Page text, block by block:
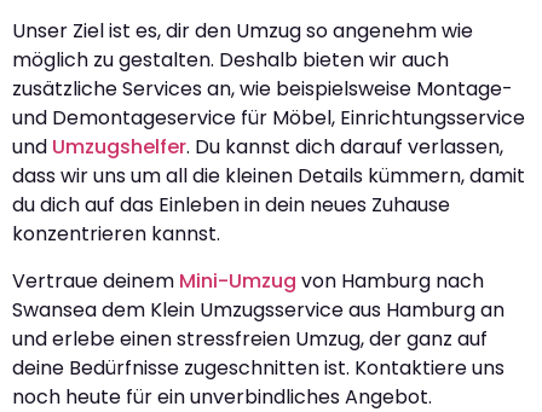
Unser Ziel ist es, dir den Umzug so angenehm wie
möglich zu gestalten. Deshalb bieten wir auch
zusätzliche Services an, wie beispielsweise Montage-
und Demontageservice für Möbel, Einrichtungsservice
und Umzugshelfer. Du kannst dich darauf verlassen,
dass wir uns um all die kleinen Details kümmern, damit
du dich auf das Einleben in dein neues Zuhause
konzentrieren kannst.
Vertraue deinem Mini-Umzug von Hamburg nach
Swansea dem Klein Umzugsservice aus Hamburg an
und erlebe einen stressfreien Umzug, der ganz auf
deine Bedürfnisse zugeschnitten ist. Kontaktiere uns
noch heute für ein unverbindliches Angebot.